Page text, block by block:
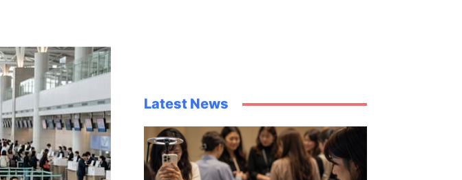
Latest News